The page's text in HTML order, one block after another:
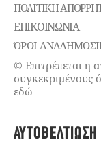
ΠΟΛΙΤΙΚΉ
ΕΠΙΚΟΙΝΩΝΊΑ
ΌΡΟΙ
© Επιτρέπεται η
συγκεκριμένους
εδώ
ΑΥΤΟΒΕΛΤΊΩΣΗ